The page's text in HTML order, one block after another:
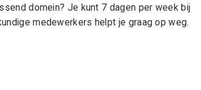
domein? Je kunt 7 dagen per week bij
medewerkers helpt je graag op weg.